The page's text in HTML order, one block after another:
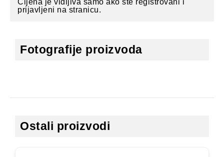
Cijena je vidljiva samo ako ste registrovani i
prijavljeni na stranicu.
Fotografije proizvoda
Ostali proizvodi